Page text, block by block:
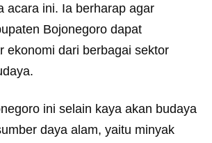
acara ini. Ia berharap agar
Bojonegoro dapat
ekonomi dari berbagai sektor
ini selain kaya akan budaya
daya alam, yaitu minyak